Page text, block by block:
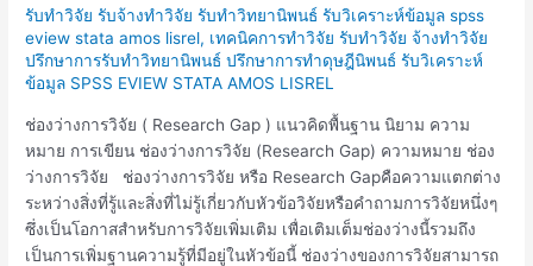
รับทำวิจัย รับจ้างทำวิจัย รับทำวิทยานิพนธ์ รับวิเคราะห์ข้อมูล spss
eview stata amos lisrel, เทคนิคการทำวิจัย รับทำวิจัย จ้างทำวิจัย
ปรึกษาการรับทำวิทยานิพนธ์ ปรึกษาการทำดุษฎีนิพนธ์ รับวิเคราะห์
ข้อมูล SPSS EVIEW STATA AMOS LISREL
ช่องว่างการวิจัย ( Research Gap ) แนวคิดพื้นฐาน นิยาม ความ
หมาย การเขียน ช่องว่างการวิจัย (Research Gap) ความหมาย ช่อง
ว่างการวิจัย ช่องว่างการวิจัย หรือ Research Gapคือความแตกต่าง
ระหว่างสิ่งที่รู้และสิ่งที่ไม่รู้เกี่ยวกับหัวข้อวิจัยหรือคำถามการวิจัยหนึ่งๆ
ซึ่งเป็นโอกาสสำหรับการวิจัยเพิ่มเติม เพื่อเติมเต็มช่องว่างนี้รวมถึง
เป็นการเพิ่มฐานความรู้ที่มีอยู่ในหัวข้อนี้ ช่องว่างของการวิจัยสามารถ
การ
วิจัย
Research